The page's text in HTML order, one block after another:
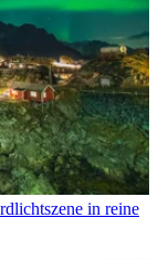
in reine